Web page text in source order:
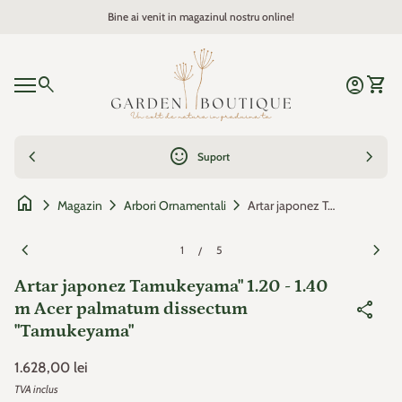
Bine ai venit in magazinul nostru online!
Navigare mobil
search
Cont
account_circle Vezi
shopping_cart
sentiment_satisfied Suport
chevron_left
chevron_right
home chevron_right Magazin chevron_right Arbori Ornamentali chevron_right Artar japonez Tamukeyama" 1.20 - 1.40 m Acer palmatum dissectum "Tamukeyama"
chevron_left 1 / 5 chevron_right
Artar japonez Tamukeyama" 1.20 - 1.40
m Acer palmatum dissectum
"Tamukeyama"
share
Pret de baza
1.628,00 lei
TVA inclus